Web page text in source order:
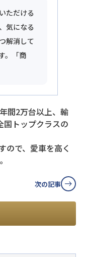
ただける
気になる
解消して
。「商
間2万台以上、輸
国トップクラスの
ので、愛車を高く
次の記事